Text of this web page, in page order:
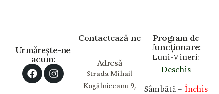
Program de
funcționare:
Luni-Vineri:
Deschis
Sâmbătă – Închis
Contactează-ne
Adresă
Strada Mihail
Kogălniceanu 9,
Urmărește-ne
acum: